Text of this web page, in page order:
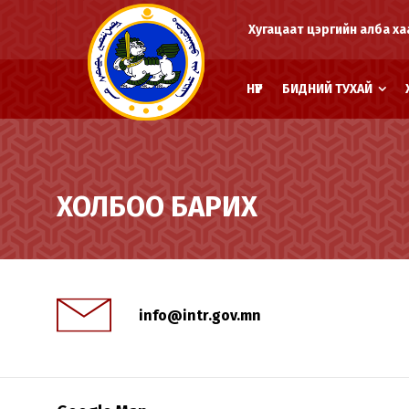
Хугацаат цэргийн алба
НҮҮР БИДНИЙ ТУХАЙ
ХОЛБОО БАРИХ
info@intr.gov.mn